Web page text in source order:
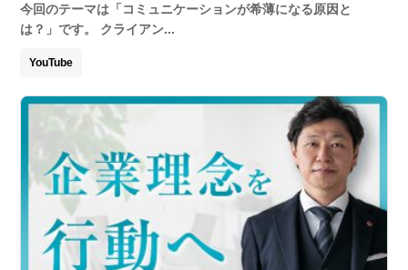
今回のテーマは「コミュニケーションが希薄になる原因と
は？」です。 クライアン...
YouTube